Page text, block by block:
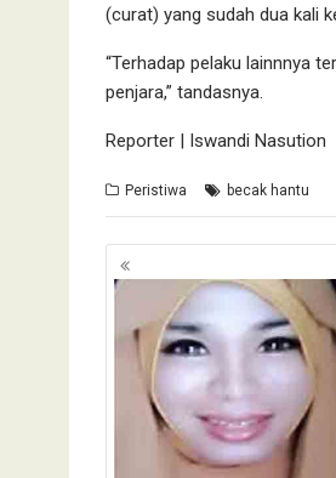
(curat) yang sudah dua kali
“Terhadap pelaku lainnnya
penjara,” tandasnya.
Reporter | Iswandi Nasution
Peristiwa becak hantu
Navigasi
pos